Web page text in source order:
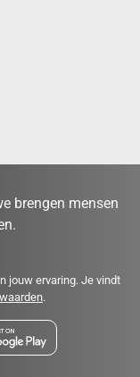
brengen mensen
jouw ervaring. Je vindt
.